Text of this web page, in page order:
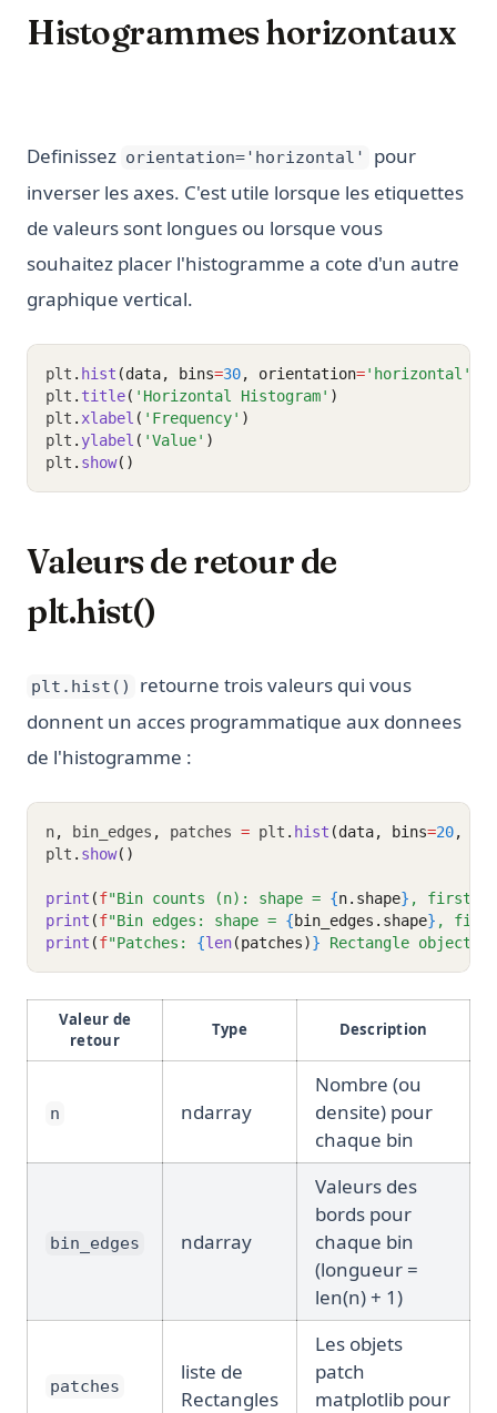
Histogrammes horizontaux
Definissez orientation='horizontal'
pour
inverser les axes. C'est utile lorsque les etiquettes
de valeurs sont longues ou lorsque vous
souhaitez placer l'histogramme a cote d'un autre
graphique vertical.
plt . hist (data, bins=30, orientation='horizontal'
plt . title( 'Horizontal Histogram' )
plt . xlabel ( 'Frequency' )
plt . ylabel ( 'Value' )
plt . show()
Valeurs de retour de
plt.hist()
plt.hist()
retourne trois valeurs qui vous
donnent un acces programmatique aux donnees
de l'histogramme :
n, bin_edges , patches = plt . hist (data, bins=20,
plt . show()
print (f"Bin counts (n): shape = {n.shape} , first 5
print (f"Bin edges: shape = {bin_edges.shape} ,
print (f"Patches: {len(patches)} Rectangle objects"
Valeur de
retour
Type Description
n ndarray
Nombre (ou
densite) pour
chaque bin
bin_edges ndarray
Valeurs des
bords pour
chaque bin
(longueur =
len(n) + 1)
patches
liste de
Rectangles
Les objets
patch
matplotlib pour